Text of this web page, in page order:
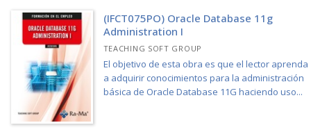
(IFCT075PO) Oracle Database 11g
Administration I
TEACHING SOFT GROUP
El objetivo de esta obra es que el lector aprenda
a adquirir conocimientos para la administración
básica de Oracle Database 11G haciendo uso...